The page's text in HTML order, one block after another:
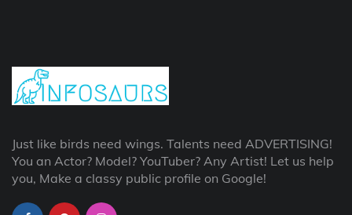
Just like birds need wings. Talents need ADVERTISING!
You an Actor? Model? YouTuber? Any Artist! Let us help
you, Make a classy public profile on Google!